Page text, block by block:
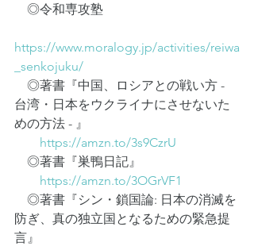
◎令和専攻塾
https://www.moralogy.jp/activities/reiwa
_senkojuku/
◎著書『中国、ロシアとの戦い方 -
台湾・日本をウクライナにさせないた
めの方法 - 』
https://amzn.to/3s9CzrU
◎著書『巣鴨日記』
https://amzn.to/3OGrVF1
◎著書『シン・鎖国論: 日本の消滅を
防ぎ、真の独立国となるための緊急提
言』